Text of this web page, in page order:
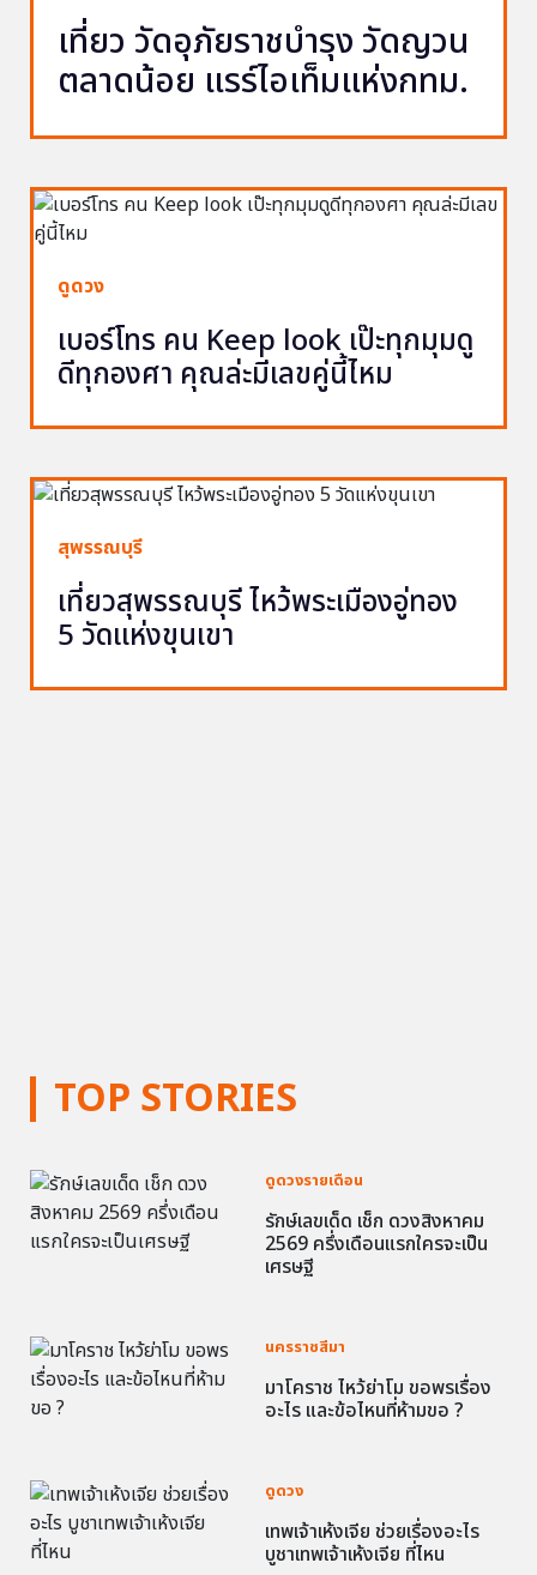
TOP STORIES
ดูดวงรายเดือน
รักษ์เลขเด็ด เช็ก ดวงสิงหาคม
2569 ครึ่งเดือนแรกใครจะเป็น
เศรษฐี
นครราชสีมา
มาโคราช ไหว้ย่าโม ขอพรเรื่อง
อะไร และข้อไหนที่ห้ามขอ ?
ดูดวง
เทพเจ้าเห้งเจีย ช่วยเรื่องอะไร
บูชาเทพเจ้าเห้งเจีย ที่ไหน
เที่ยว วัดอุภัยราชบำรุง วัดญวน
ตลาดน้อย แรร์ไอเท็มแห่งกทม.
ดูดวง
เบอร์โทร คน Keep look เป๊ะทุกมุมดู
ดีทุกองศา คุณล่ะมีเลขคู่นี้ไหม
สุพรรณบุรี
เที่ยวสุพรรณบุรี ไหว้พระเมืองอู่ทอง
5 วัดแห่งขุนเขา